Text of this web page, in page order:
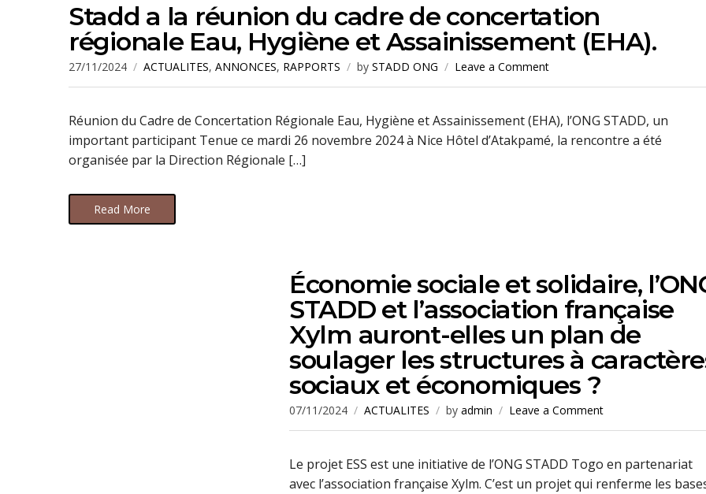
Stadd a la réunion du cadre de concertation
régionale Eau, Hygiène et Assainissement (EHA).
27/11/2024 ACTUALITES, ANNONCES, RAPPORTS by STADD ONG Leave a Comment
Réunion du Cadre de Concertation Régionale Eau, Hygiène et Assainissement (EHA), l’ONG STADD, un
important participant Tenue ce mardi 26 novembre 2024 à Nice Hôtel d’Atakpamé, la rencontre a été
organisée par la Direction Régionale […]
Read More
Économie sociale et solidaire,
STADD et l’association française
Xylm auront-elles un plan de
soulager les structures à
sociaux et économiques ?
07/11/2024 ACTUALITES by admin Leave a Comment
Le projet ESS est une initiative de l’ONG STADD Togo en partenariat
avec l’association française Xylm. C’est un projet qui renferme les